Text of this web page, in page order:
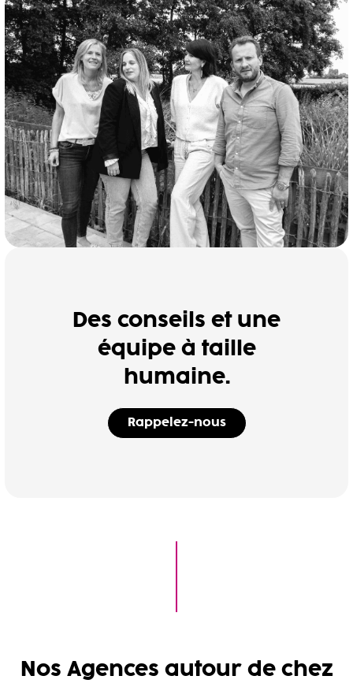
Des conseils et une
équipe à taille
humaine.
Rappelez-nous
Nos Agences autour de chez